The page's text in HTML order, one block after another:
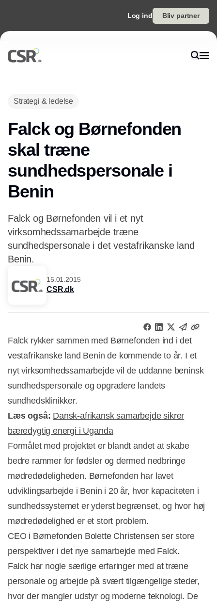
Log ind Bliv partner
Strategi & ledelse
Falck og Børnefonden
skal træne
sundhedspersonale i
Benin
Falck og Børnefonden vil i et nyt
virksomhedssamarbejde træne
sundhedspersonale i det vestafrikanske land
Benin.
15.01.2015
CSR.dk
Falck rykker sammen med Børnefonden ind i det
vestafrikanske land Benin de kommende to år. I et
nyt virksomhedssamarbejde vil de uddanne beninsk
sundhedspersonale og opgradere landets
sundhedsklinikker.
Læs også: Dansk-afrikansk samarbejde sikrer
bæredygtig energi i Uganda
Annonce
Formålet med projektet er blandt andet at skabe
bedre rammer for fødsler og dermed nedbringe
mødredødeligheden. Børnefonden har lavet
udviklingsarbejde i Benin i 20 år, hvor kapaciteten i
sundhedssystemet er yderst begrænset, og hvor høj
mødredødelighed er et stort problem.
CEO i Børnefonden Bolette Christensen ser store
perspektiver i det nye samarbejde med Falck.
Falck har nogle særlige erfaringer med at træne
personale og arbejde på svært tilgængelige steder,
hvor der mangler udstyr og moderne teknologi. De